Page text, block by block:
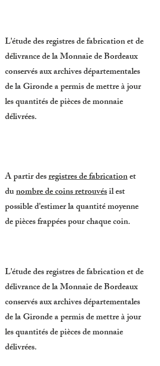
L'étude des registres de fabrication et de
délivrance de la Monnaie de Bordeaux
conservés aux archives départementales
de la Gironde a permis de mettre à jour
les quantités de pièces de monnaie
délivrées.
L'étude des registres de fabrication et de
délivrance de la Monnaie de Bordeaux
conservés aux archives départementales
de la Gironde a permis de mettre à jour
les quantités de pièces de monnaie
délivrées.
A partir desregistres de fabricationet
dunombre de coins retrouvésil est
possible d'estimer la quantité moyenne
de pièces frappées pour chaque coin.